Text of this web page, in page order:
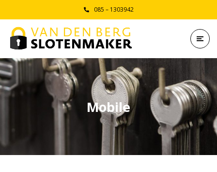
085 – 1303942
Mobile